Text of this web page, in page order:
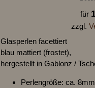
für
zzgl.
Glasperlen facettiert
blau mattiert (frostet),
hergestellt in Gablonz /
Perlengröße: ca. 8mm